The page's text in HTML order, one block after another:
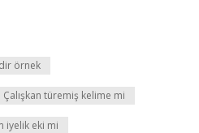
örnek
Çalışkan türemiş kelime mi
iyelik eki mi